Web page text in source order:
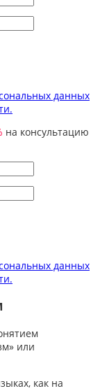
данных
на консультацию
данных
или
как на